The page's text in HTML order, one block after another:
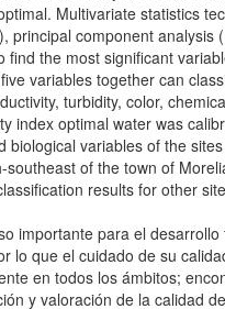
Multivariate statistics
principal component analysis
find the most significant
variables together can
turbidity, color,
index optimal water was
biological variables of the
southeast of the town of
results for other
importante para el
lo que el cuidado de su
en todos los ámbitos;
y valoración de la calidad